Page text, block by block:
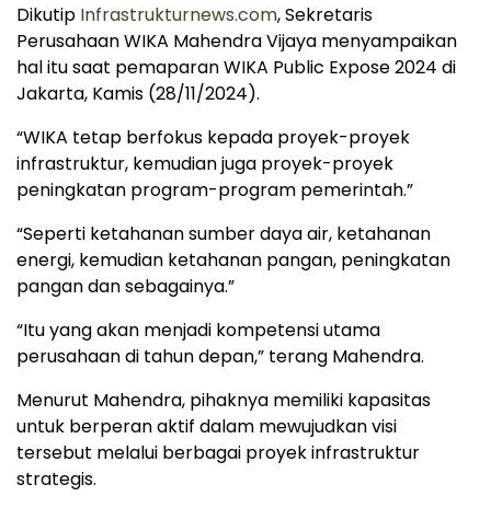
Dikutip Infrastrukturnews.com, Sekretaris
Perusahaan WIKA Mahendra Vijaya menyampaikan
hal itu saat pemaparan WIKA Public Expose 2024 di
Jakarta, Kamis (28/11/2024).
“WIKA tetap berfokus kepada proyek-proyek
infrastruktur, kemudian juga proyek-proyek
peningkatan program-program pemerintah.”
“Seperti ketahanan sumber daya air, ketahanan
energi, kemudian ketahanan pangan, peningkatan
pangan dan sebagainya.”
“Itu yang akan menjadi kompetensi utama
perusahaan di tahun depan,” terang Mahendra.
Menurut Mahendra, pihaknya memiliki kapasitas
untuk berperan aktif dalam mewujudkan visi
tersebut melalui berbagai proyek infrastruktur
strategis.